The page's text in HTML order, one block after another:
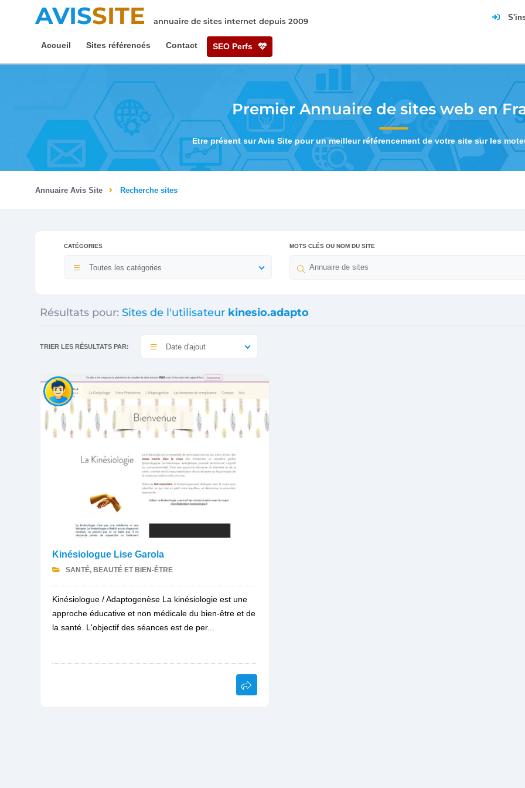
AVISSITE annuaire de sites internet depuis 2009
Accueil Sites référencés Contact SEO Perfs
Premier Annuaire de sites web en
Etre présent sur Avis Site pour un meilleur référencement de votre site sur les
Annuaire Avis Site Recherche sites
CATÉGORIES
Toutes les catégories
MOTS CLÉS OU NOM DU SITE
Résultats pour: Sites de l'utilisateur kinesio.adapto
TRIER LES RÉSULTATS PAR: Date d'ajout
Kinésiologue Lise Garola
SANTÉ, BEAUTÉ ET BIEN-ÊTRE
Kinésiologue / Adaptogenèse La kinésiologie est une
approche éducative et non médicale du bien-être et de
la santé. L'objectif des séances est de per...